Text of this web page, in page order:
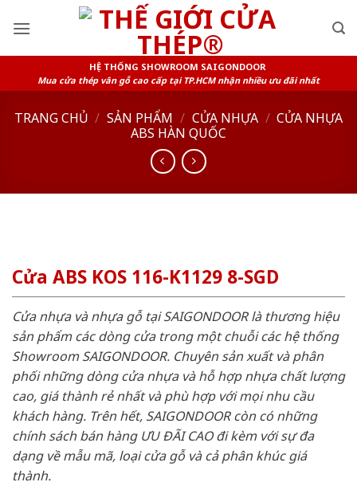
HỆ THỐNG SHOWROOM SAIGONDOOR
Mua cửa thép vân gỗ cao cấp tại TP.HCM nhận nhiều ưu đãi nhất
TRANG CHỦ / SẢN PHẨM / CỬA NHỰA / CỬA NHỰA
ABS HÀN QUỐC
Cửa ABS KOS 116-K1129 8-SGD
Cửa nhựa và nhựa gỗ tại SAIGONDOOR là thương hiệu
sản phẩm các dòng cửa trong một chuỗi các hệ thống
Showroom SAIGONDOOR. Chuyên sản xuất và phân
phối những dòng cửa nhựa và hỗ hợp nhựa chất lượng
cao, giá thành rẻ nhất và phù hợp với mọi nhu cầu
khách hàng. Trên hết, SAIGONDOOR còn có những
chính sách bán hàng ƯU ĐÃI CAO đi kèm với sự đa
dạng về mẫu mã, loại cửa gỗ và cả phân khúc giá
thành.